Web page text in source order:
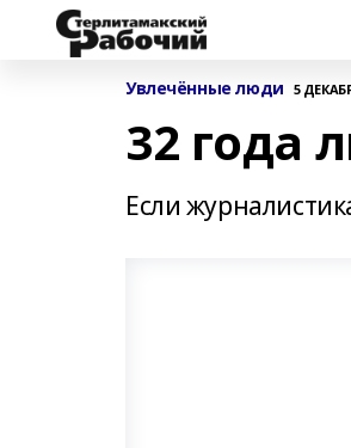
Увлечённые люди 5
32 года
Если